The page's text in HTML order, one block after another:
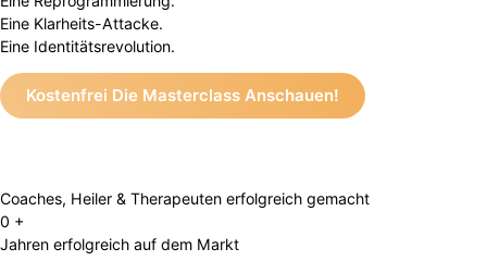
Eine Klarheits-Attacke.
Eine Identitätsrevolution.
Kostenfrei Die Masterclass Anschauen!
Coaches, Heiler & Therapeuten erfolgreich gemacht
0 +
Jahren erfolgreich auf dem Markt